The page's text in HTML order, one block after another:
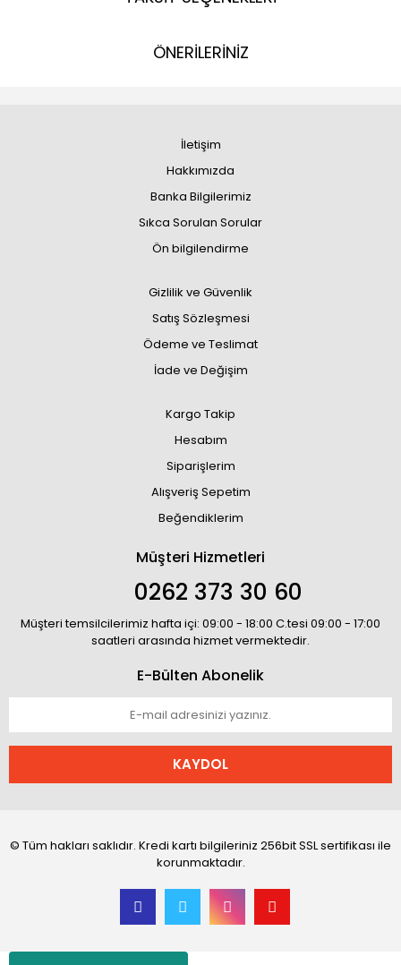
ÖNERİLERİNİZ
İletişim
Hakkımızda
Banka Bilgilerimiz
Sıkca Sorulan Sorular
Ön bilgilendirme
Gizlilik ve Güvenlik
Satış Sözleşmesi
Ödeme ve Teslimat
İade ve Değişim
Kargo Takip
Hesabım
Siparişlerim
Alışveriş Sepetim
Beğendiklerim
Müşteri Hizmetleri
0262 373 30 60
Müşteri temsilcilerimiz hafta içi: 09:00 - 18:00 C.tesi 09:00 - 17:00
saatleri arasında hizmet vermektedir.
E-Bülten Abonelik
KAYDOL
© Tüm hakları saklıdır. Kredi kartı bilgileriniz 256bit SSL sertifikası ile
korunmaktadır.